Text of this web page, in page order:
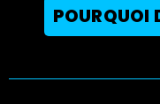
POURQUOI